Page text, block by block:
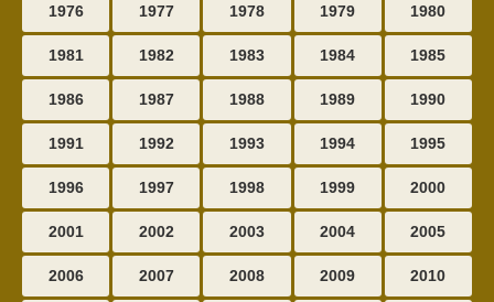
1976 1977 1978 1979 1980
1981 1982 1983 1984 1985
1986 1987 1988 1989 1990
1991 1992 1993 1994 1995
1996 1997 1998 1999 2000
2001 2002 2003 2004 2005
2006 2007 2008 2009 2010